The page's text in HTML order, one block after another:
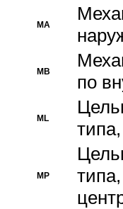
MA
MB
по
ML
MP